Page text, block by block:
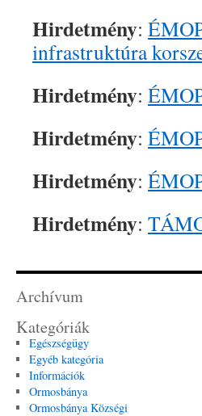
Hirdetmény:
infrastruktúra
Hirdetmény:
Hirdetmény:
Hirdetmény:
Hirdetmény:
Archívum
Kategóriák
Egészségügy
Egyéb kategória
Információk
Ormosbánya
Ormosbánya Községi